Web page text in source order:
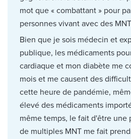
mot que « combattant » pour
personnes vivant avec des
Bien que je sois médecin et
publique, les médicaments
cardiaque et mon diabète me
mois et me causent des
cette heure de pandémie,
élevé des médicaments
même temps, le fait d'être une
de multiples MNT me fait